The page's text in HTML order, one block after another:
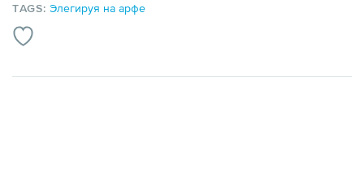
TAGS:Элегируя на арфе